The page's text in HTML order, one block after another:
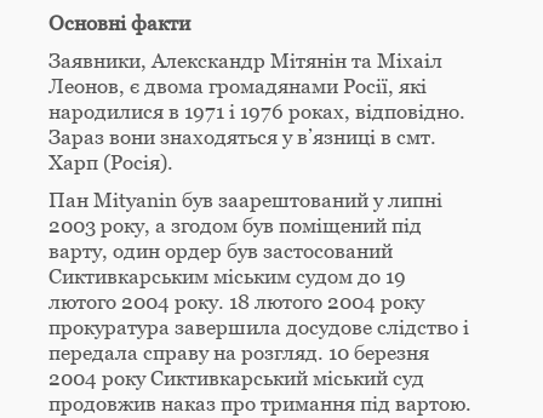
Основні факти
Заявники, Алекскандр Мітянін та Міхаіл
Леонов, є двома громадянами Росії, які
народилися в 1971 і 1976 роках, відповідно.
Зараз вони знаходяться у в’язниці в смт.
Харп (Росія).
Пан Mityanin був заарештований у липні
2003 року, а згодом був поміщений під
варту, один ордер був застосований
Сиктивкарським міським судом до 19
лютого 2004 року. 18 лютого 2004 року
прокуратура завершила досудове слідство і
передала справу на розгляд. 10 березня
2004 року Сиктивкарський міський суд
продовжив наказ про тримання під вартою.